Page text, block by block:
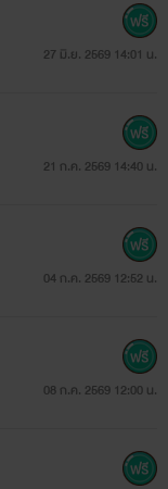
27 มิ.ย. 2569 14:01 น.
21 ก.ค. 2569 14:40 น.
04 ก.ค. 2569 12:52 น.
08 ก.ค. 2569 12:00 น.